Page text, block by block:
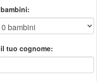
bambini:
il tuo cognome: